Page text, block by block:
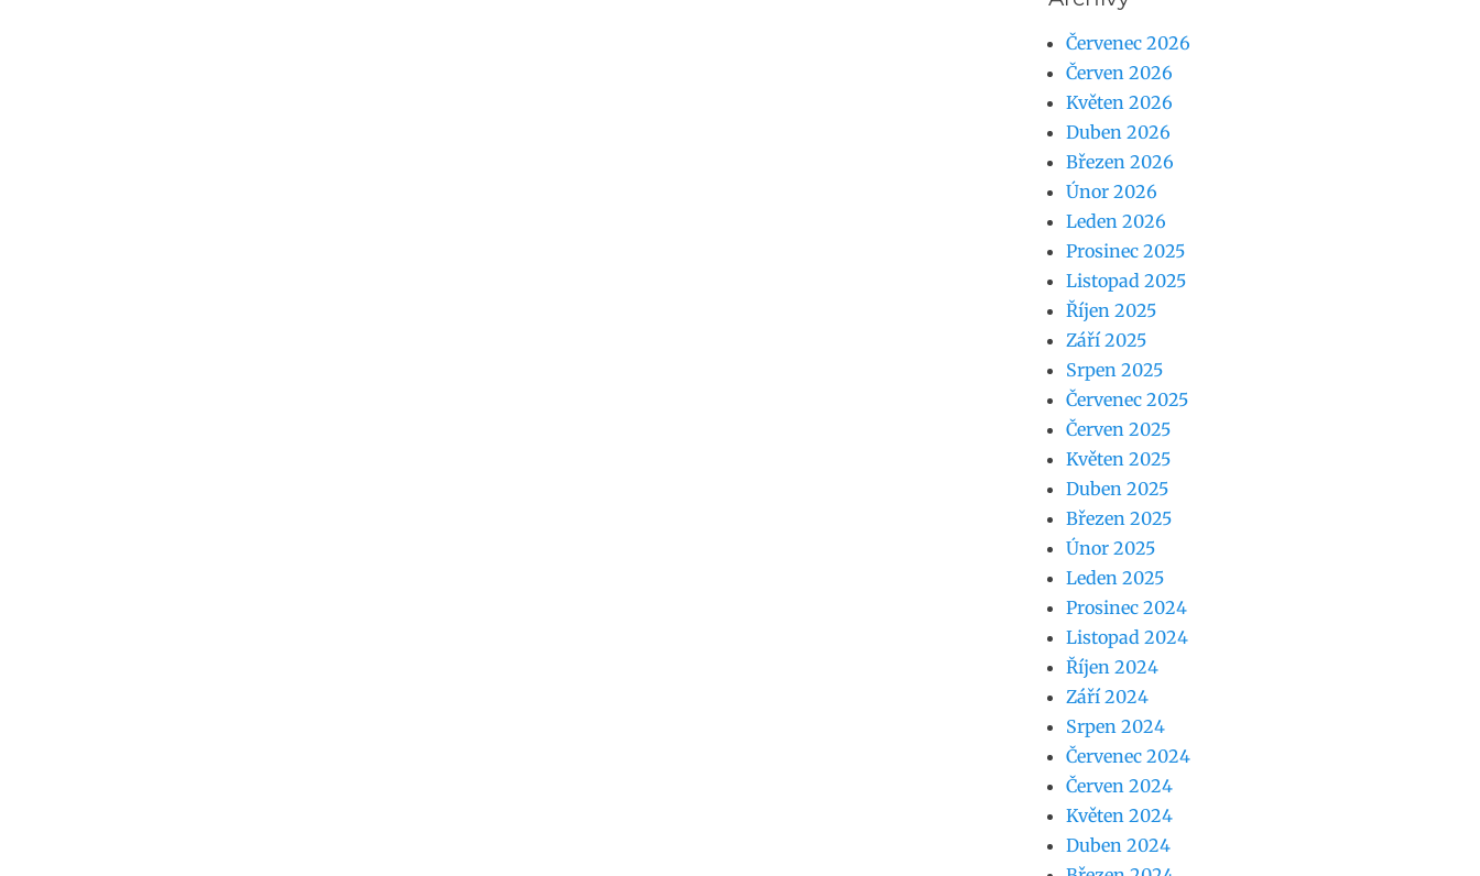
Červenec 2026
Červen 2026
Květen 2026
Duben 2026
Březen 2026
Únor 2026
Leden 2026
Prosinec 2025
Listopad 2025
Říjen 2025
Září 2025
Srpen 2025
Červenec 2025
Červen 2025
Květen 2025
Duben 2025
Březen 2025
Únor 2025
Leden 2025
Prosinec 2024
Listopad 2024
Říjen 2024
Září 2024
Srpen 2024
Červenec 2024
Červen 2024
Květen 2024
Duben 2024